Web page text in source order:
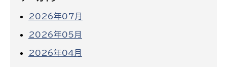
2026年07月
2026年05月
2026年04月